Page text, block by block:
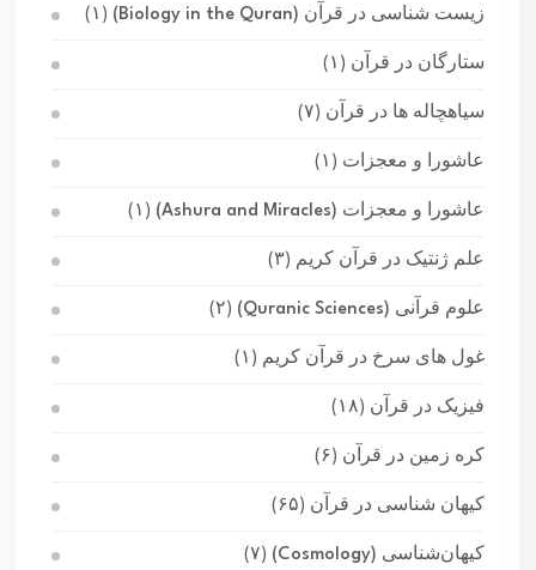
زیست شناسی در قرآن (Biology in the Quran) (۱)
ستارگان در قرآن (۱)
سیاهچاله ها در قرآن (۷)
عاشورا و معجزات (۱)
عاشورا و معجزات (Ashura and Miracles) (۱)
علم ژنتیک در قرآن کریم (۳)
علوم قرآنی (Quranic Sciences) (۲)
غول های سرخ در قرآن کریم (۱)
فیزیک در قرآن (۱۸)
کره زمین در قرآن (۶)
کیهان شناسی در قرآن (۶۵)
کیهان‌شناسی (Cosmology) (۷)